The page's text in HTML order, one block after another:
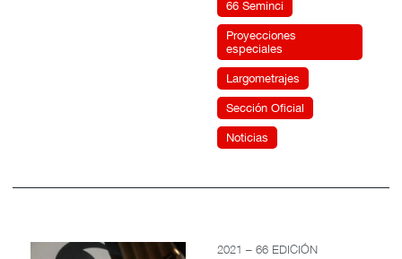
66 Seminci
Proyecciones
especiales
Largometrajes
Sección Oficial
Noticias
2021 – 66 EDICIÓN